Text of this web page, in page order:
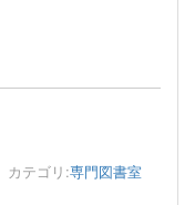
カテゴリ:専門図書室